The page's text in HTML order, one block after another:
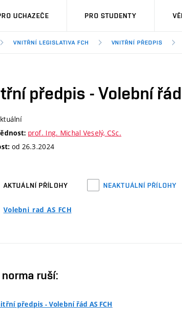
UCHAZEČE PRO STUDENTY
VNITŘNÍ LEGISLATIVA FCH VNITŘNÍ PŘEDPIS
předpis - Volební řád
prof. Ing. Michal Veselý, CSc.
od 26.3.2024
AKTUÁLNÍ PŘÍLOHY NEAKTUÁLNÍ PŘÍLOHY
Volebni_rad_AS_FCH
ruší:
předpis - Volební řád AS FCH